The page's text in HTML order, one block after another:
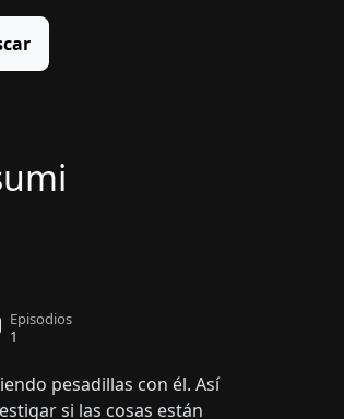
Episodios
1
pesadillas con él. Así
si las cosas están